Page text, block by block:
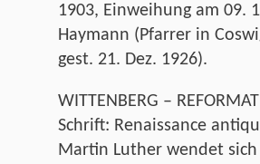
1903, Einweihung am 09.
Haymann (Pfarrer in
gest. 21. Dez. 1926).
WITTENBERG –
Schrift: Renaissance
Martin Luther wendet